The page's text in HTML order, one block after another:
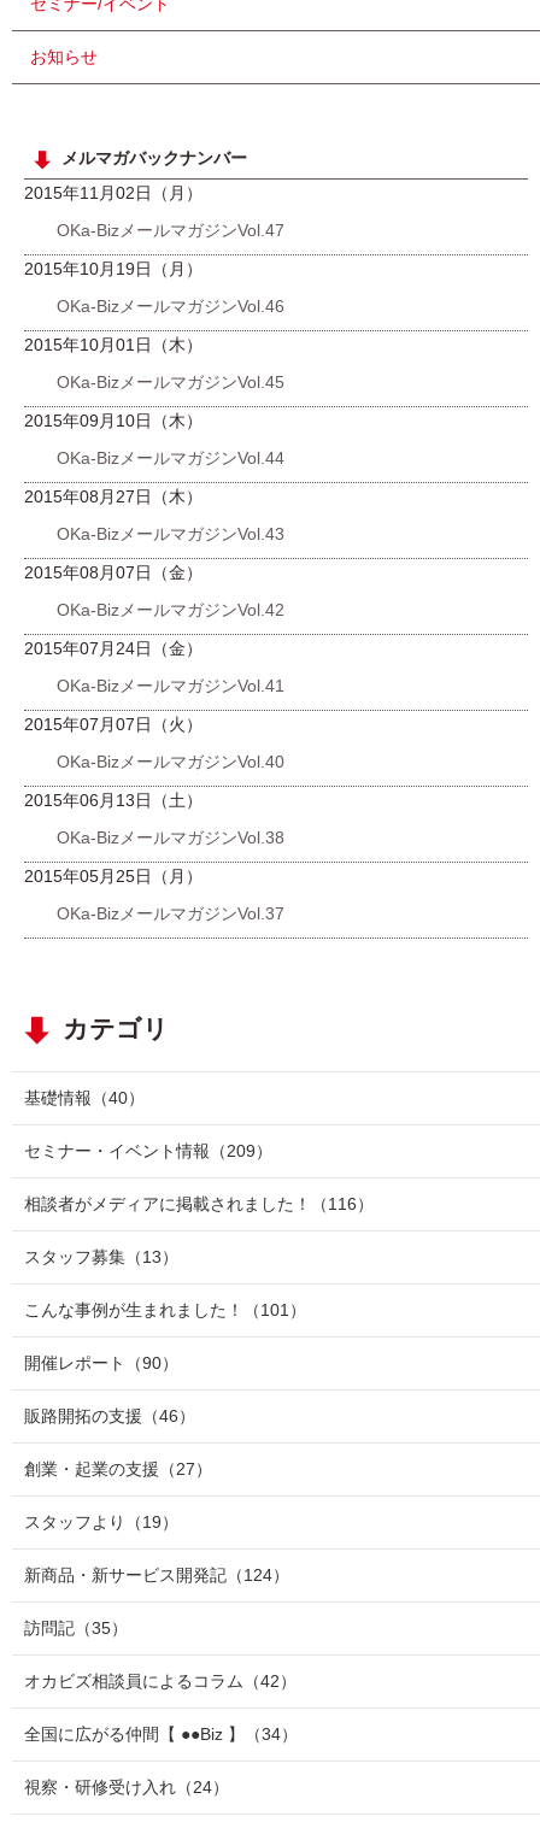
お知らせ
メルマガバックナンバー
2015年11月02日（月）
OKa-BizメールマガジンVol.47
2015年10月19日（月）
OKa-BizメールマガジンVol.46
2015年10月01日（木）
OKa-BizメールマガジンVol.45
2015年09月10日（木）
OKa-BizメールマガジンVol.44
2015年08月27日（木）
OKa-BizメールマガジンVol.43
2015年08月07日（金）
OKa-BizメールマガジンVol.42
2015年07月24日（金）
OKa-BizメールマガジンVol.41
2015年07月07日（火）
OKa-BizメールマガジンVol.40
2015年06月13日（土）
OKa-BizメールマガジンVol.38
2015年05月25日（月）
OKa-BizメールマガジンVol.37
カテゴリ
基礎情報 （40）
セミナー・イベント情報 （209）
相談者がメディアに掲載されました！ （116）
スタッフ募集 （13）
こんな事例が生まれました！ （101）
開催レポート （90）
販路開拓の支援 （46）
創業・起業の支援 （27）
スタッフより （19）
新商品・新サービス開発記 （124）
訪問記 （35）
オカビズ相談員によるコラム （42）
全国に広がる仲間【 ●●Biz 】 （34）
視察・研修受け入れ （24）